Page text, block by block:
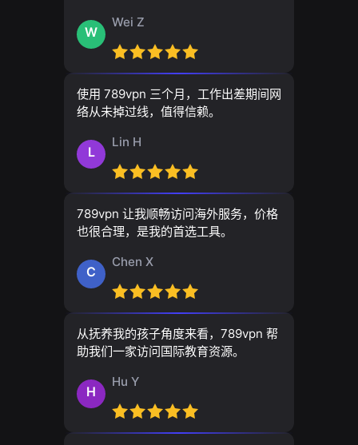
W
Wei Z
使用 789vpn 三个月，工作出差期间网
络从未掉过线，值得信赖。
L
Lin H
789vpn 让我顺畅访问海外服务，价格
也很合理，是我的首选工具。
C
Chen X
从抚养我的孩子角度来看，789vpn 帮
助我们一家访问国际教育资源。
H
Hu Y